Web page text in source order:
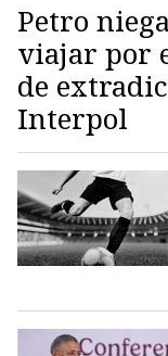
Petro
viajar por
de
Interpol